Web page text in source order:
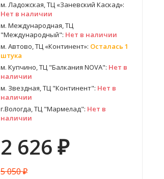
м. Ладожская, ТЦ «Заневский Каскад»:
Нет в наличии
м. Международная, ТЦ
"Международный": Нет в наличии
м. Автово, ТЦ «Континент»: Осталась 1
штука
м. Купчино, ТЦ "Балкания NOVA": Нет в
наличии
м. Звездная, ТЦ "Континент": Нет в
наличии
г.Вологда, ТЦ "Мармелад": Нет в
наличии
2 626 ₽
5 050₽